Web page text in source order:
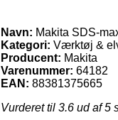
Navn: Makita SDS-
Kategori: Værktøj &
Producent: Makita
Varenummer: 64182
EAN: 88381375665
Vurderet til 3.6 ud af 5